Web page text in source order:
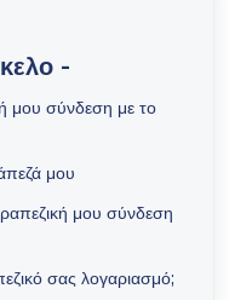
-
μου σύνδεση με το
μου
μου σύνδεση
σας λογαριασμό;